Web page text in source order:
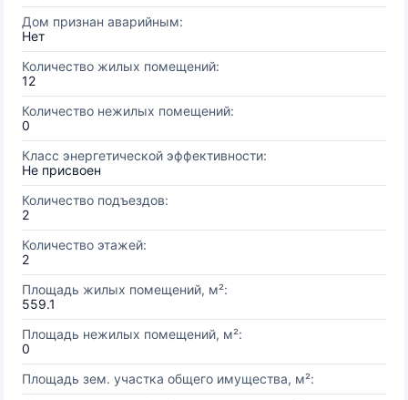
Дом признан аварийным:
Нет
Количество жилых помещений:
12
Количество нежилых помещений:
0
Класс энергетической эффективности:
Не присвоен
Количество подъездов:
2
Количество этажей:
2
Площадь жилых помещений, м²:
559.1
Площадь нежилых помещений, м²:
0
Площадь зем. участка общего имущества, м²: